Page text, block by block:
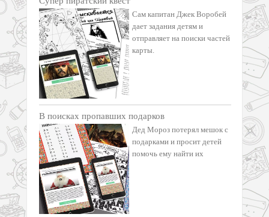
Сам капитан Джек Воробей
дает задания детям и
отправляет на поиски частей
карты.
В поисках пропавших подарков
Дед Мороз потерял мешок с
подарками и просит детей
помочь ему найти их